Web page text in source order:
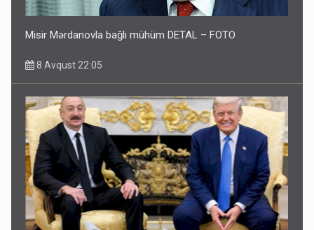
Misir Mərdanovla bağlı mühüm DETAL – FOTO
8 Avqust 22:05